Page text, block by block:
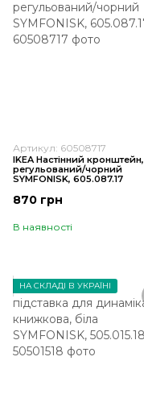
Артикул: 60508717
IKEA Настінний кронштейн,
регульований/чорний
SYMFONISK, 605.087.17
870 грн
В наявності
НА СКЛАДІ В УКРАЇНІ